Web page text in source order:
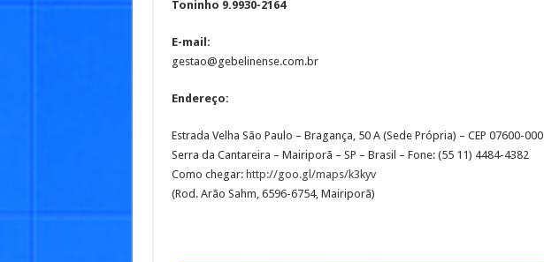
Toninho 9.9930-2164
E-mail:
gestao@gebelinense.com.br
Endereço:
Estrada Velha São Paulo – Bragança, 50 A (Sede Própria) – CEP 07600-000
Serra da Cantareira – Mairiporã – SP – Brasil – Fone: (55 11) 4484-4382
Como chegar: http://goo.gl/maps/k3kyv
(Rod. Arão Sahm, 6596-6754, Mairiporã)